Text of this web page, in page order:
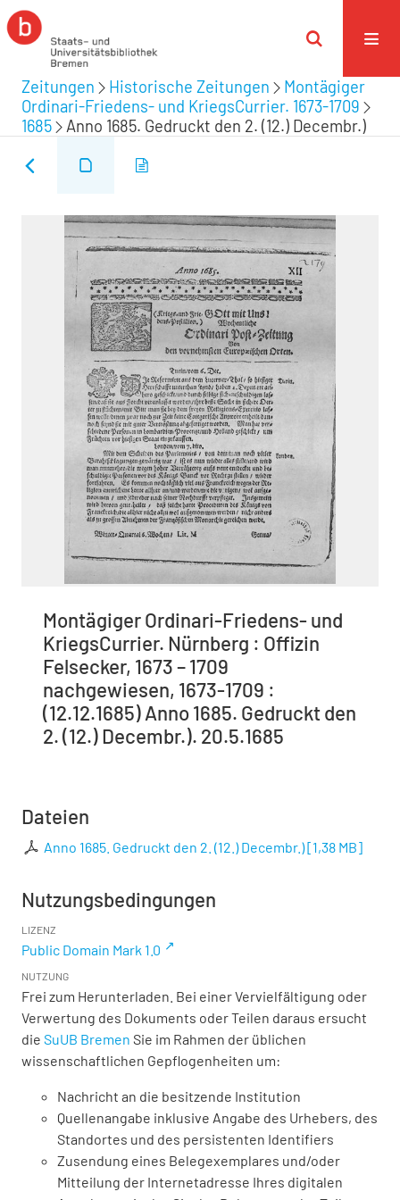
Zeitungen Historische Zeitungen
Montägiger
Ordinari-Friedens- und KriegsCurrier. 1673-1709
1685
Anno 1685. Gedruckt den 2. (12.) Decembr.)
Montägiger Ordinari-Friedens- und
KriegsCurrier. Nürnberg : Offizin
Felsecker, 1673 – 1709
nachgewiesen, 1673-1709 :
(12.12.1685) Anno 1685. Gedruckt den
2. (12.) Decembr.). 20.5.1685
Dateien
Anno 1685. Gedruckt den 2. (12.) Decembr.)[1,38 MB]
Nutzungsbedingungen
LIZENZ
Public Domain Mark 1.0
NUTZUNG
Frei zum Herunterladen. Bei einer Vervielfältigung oder
Verwertung des Dokuments oder Teilen daraus ersucht
die SuUB Bremen Sie im Rahmen der üblichen
wissenschaftlichen Gepflogenheiten um:
Nachricht an die besitzende Institution
Quellenangabe inklusive Angabe des Urhebers, des
Standortes und des persistenten Identifiers
Zusendung eines Belegexemplares und/oder
Mitteilung der Internetadresse Ihres digitalen